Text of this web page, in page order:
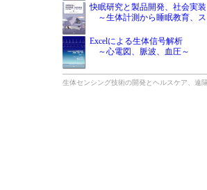
快眠研究と製品開発、社会実装
～生体計測から睡眠教育、
Excelによる生体信号解析
～心電図、脈波、血圧～
生体センシング技術の開発とヘルスケア、遠